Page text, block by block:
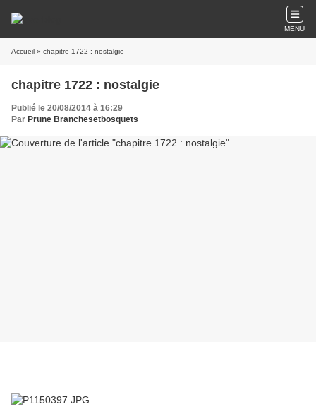
MENU
Accueil » chapitre 1722 : nostalgie
chapitre 1722 : nostalgie
Publié le 20/08/2014 à 16:29
Par Prune Branchesetbosquets